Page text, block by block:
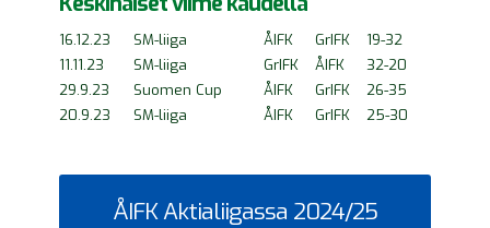
16.12.23 SM-liiga ÅIFK GrIFK
19-32
11.11.23
SM-liiga GrIFK ÅIFK
32-20
29.9.23
Suomen Cup ÅIFK GrIFK
26-35
20.9.23
SM-liiga ÅIFK GrIFK 25-30
ÅIFK Aktialiigassa 2024/25